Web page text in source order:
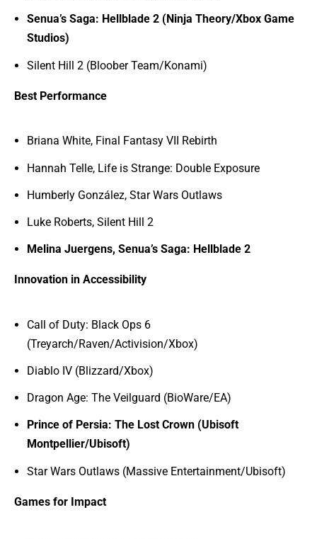
Senua’s Saga: Hellblade 2 (Ninja Theory/Xbox Game
Studios)
Silent Hill 2 (Bloober Team/Konami)
Best Performance
Briana White, Final Fantasy VII Rebirth
Hannah Telle, Life is Strange: Double Exposure
Humberly González, Star Wars Outlaws
Luke Roberts, Silent Hill 2
Melina Juergens, Senua’s Saga: Hellblade 2
Innovation in Accessibility
Call of Duty: Black Ops 6
(Treyarch/Raven/Activision/Xbox)
Diablo IV (Blizzard/Xbox)
Dragon Age: The Veilguard (BioWare/EA)
Prince of Persia: The Lost Crown (Ubisoft
Montpellier/Ubisoft)
Star Wars Outlaws (Massive Entertainment/Ubisoft)
Games for Impact